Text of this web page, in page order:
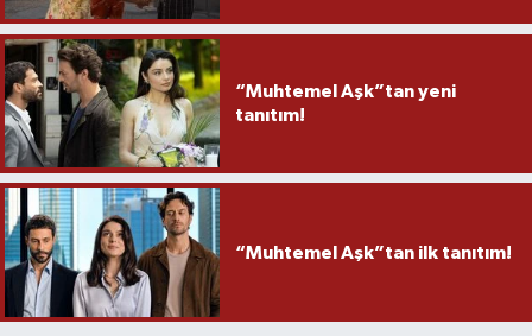
“Muhtemel Aşk”tan yeni
tanıtım!
“Muhtemel Aşk”tan ilk tanıtım!